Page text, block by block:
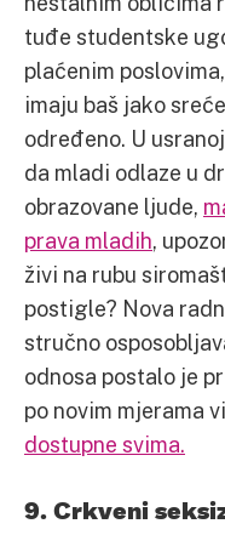
tuđe studentske
plaćenim
imaju baš jako
određeno. U
da mladi odlaze u
obrazovane ljude,
prava mladih,
živi na rubu
postigle? Nova
stručno
odnosa postalo je
po novim mjerama
dostupne svima.
9. Crkveni